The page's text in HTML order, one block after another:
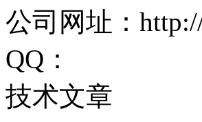
公司网址：
QQ：
技术文章